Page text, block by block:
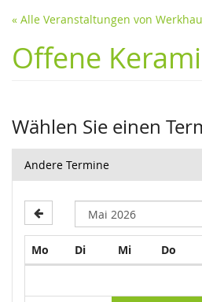
« Alle Veranstaltungen von
Offene
Wählen Sie einen
Andere Termine
Mo Montag
DiDienstag
MiMittwoch
Do